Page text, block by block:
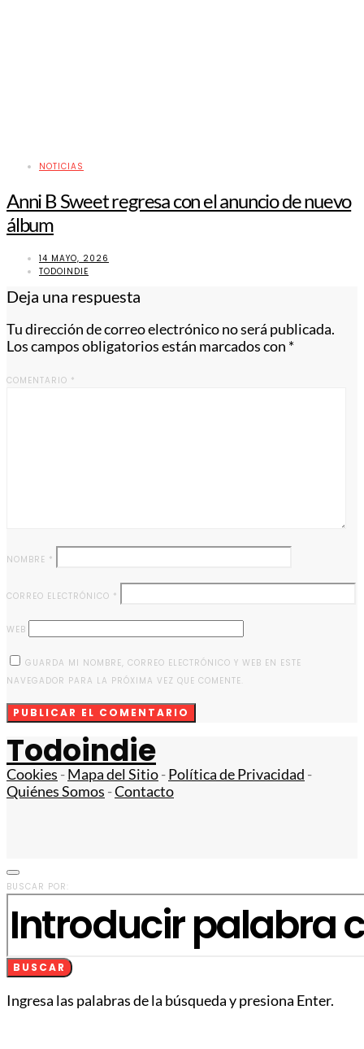
NOTICIAS
Anni B Sweet regresa con el anuncio de nuevo
álbum
14 MAYO, 2026
TODOINDIE
Deja una respuesta
Tu dirección de correo electrónico no será publicada.
Los campos obligatorios están marcados con *
COMENTARIO *
NOMBRE *
CORREO ELECTRÓNICO *
WEB
GUARDA MI NOMBRE, CORREO ELECTRÓNICO Y WEB EN ESTE
NAVEGADOR PARA LA PRÓXIMA VEZ QUE COMENTE.
Todoindie
Cookies -Mapa del Sitio-Política de Privacidad -
Quiénes Somos -Contacto
BUSCAR POR:
BUSCAR
Ingresa las palabras de la búsqueda y presiona Enter.